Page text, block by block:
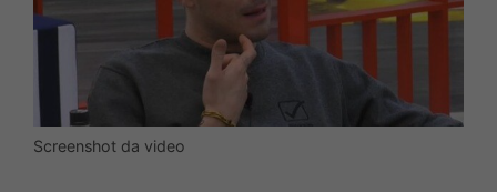
Screenshot da video